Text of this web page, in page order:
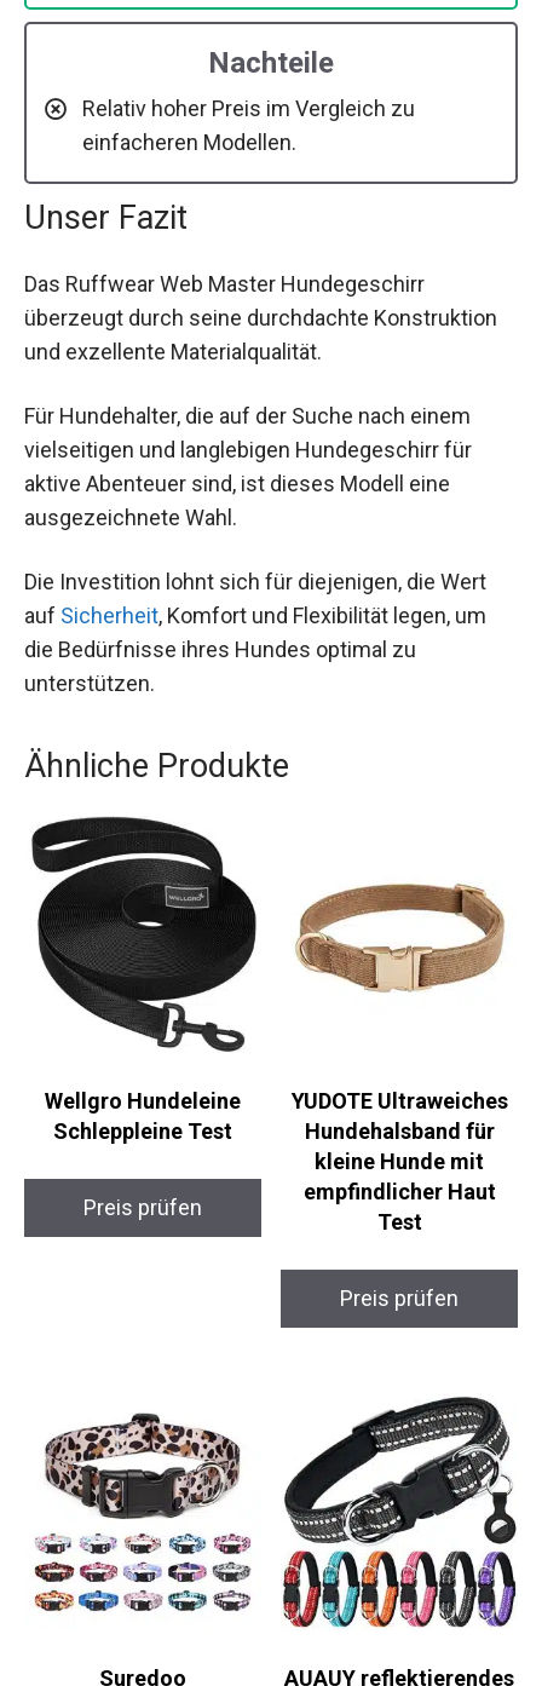
Nachteile
Relativ hoher Preis im Vergleich zu
einfacheren Modellen.
Unser Fazit
Das Ruffwear Web Master Hundegeschirr
überzeugt durch seine durchdachte Konstruktion
und exzellente Materialqualität.
Für Hundehalter, die auf der Suche nach einem
vielseitigen und langlebigen Hundegeschirr für
aktive Abenteuer sind, ist dieses Modell eine
ausgezeichnete Wahl.
Die Investition lohnt sich für diejenigen, die Wert
auf Sicherheit, Komfort und Flexibilität legen, um
die Bedürfnisse ihres Hundes optimal zu
unterstützen.
Ähnliche Produkte
Wellgro Hundeleine
Schleppleine Test
Preis prüfen
YUDOTE Ultraweiches
Hundehalsband für
kleine Hunde mit
empfindlicher Haut
Test
Preis prüfen
Suredoo
AUAUY reflektierendes